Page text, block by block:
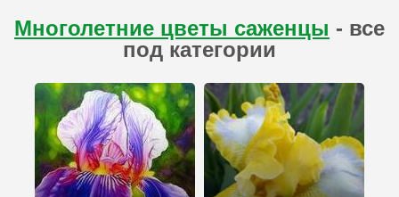
Многолетние цветы саженцы - все
под категории